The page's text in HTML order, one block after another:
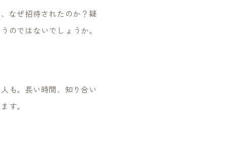
なぜ招待されたのか？疑
のではないでしょうか。
も。長い時間、知り合い
す。